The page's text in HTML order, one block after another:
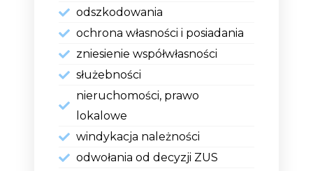
odszkodowania
ochrona własności i posiadania
zniesienie współwłasności
służebności
nieruchomości, prawo
lokalowe
windykacja należności
odwołania od decyzji ZUS